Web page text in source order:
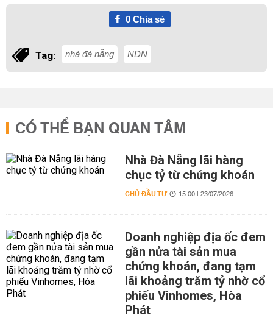
0Chia sẻ
Tag: nhà đà nẵng NDN
CÓ THỂ BẠN QUAN TÂM
Nhà Đà Nẵng lãi hàng
chục tỷ từ chứng khoán
CHỦ ĐẦU TƯ 15:00 | 23/07/2026
Doanh nghiệp địa ốc đem
gần nửa tài sản mua
chứng khoán, đang tạm
lãi khoảng trăm tỷ nhờ cổ
phiếu Vinhomes, Hòa
Phát